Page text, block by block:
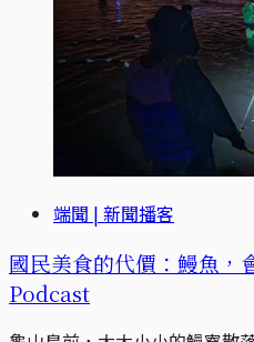
端聞 | 新聞播客
國民美食的代價：鰻魚，
Podcast